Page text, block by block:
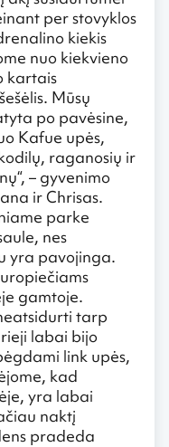
per stovyklos
kiekis
nuo kiekvieno
kartais
Mūsų
po pavėsine,
Kafue upės,
raganosių ir
– gyvenimo
ir Chrisas.
parke
nes
yra pavojinga.
gamtoje.
tarp
labai bijo
link upės,
kad
yra labai
naktį
pradeda